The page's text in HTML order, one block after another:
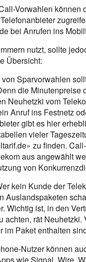
Vorwahlen können
bei Anrufen ins
nutzt, sollte
Übersicht:
von Sparvorwahlen
die
Neuhetzki vom
Anruf ins Festnetz
gibt es hier
vieler
zu finden.
aus angewählt
von
kein Kunde der
Auslandspaketen
Wichtig ist, in den
achten, rät
im Paket enthalten
Nutzer können